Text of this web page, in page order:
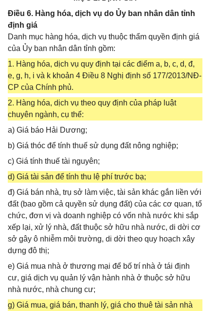
Điều 6. Hàng hóa, dịch vụ do Ủy ban nhân dân tỉnh
định giá
Danh mục hàng hóa, dịch vụ thuộc thẩm quyền định giá
của Ủy ban nhân dân tỉnh gồm:
1. Hàng hóa, dịch vụ quy định tại các điểm a, b, c, d, đ,
e, g, h, i và k khoản 4 Điều 8 Nghị định số 177/2013/NĐ-
CP của Chính phủ.
2. Hàng hóa, dịch vụ theo quy định của pháp luật
chuyên ngành, cụ thể:
a) Giá báo Hải Dương;
b) Giá thóc để tính thuế sử dụng đất nông nghiệp;
c) Giá tính thuế tài nguyên;
d) Giá tài sản để tính thu lệ phí trước bạ;
đ) Giá bán nhà, trụ sở làm việc, tài sản khác gắn liền với
đất (bao gồm cả quyền sử dụng đất) của các cơ quan, tổ
chức, đơn vị và doanh nghiệp có vốn nhà nước khi sắp
xếp lại, xử lý nhà, đất thuộc sở hữu nhà nước, di dời cơ
sở gây ô nhiễm môi trường, di dời theo quy hoạch xây
dựng đô thị;
e) Giá mua nhà ở thương mại để bố trí nhà ở tái định
cư, giá dịch vụ quản lý vận hành nhà ở thuộc sở hữu
nhà nước, nhà chung cư;
g) Giá mua, giá bán, thanh lý, giá cho thuê tài sản nhà